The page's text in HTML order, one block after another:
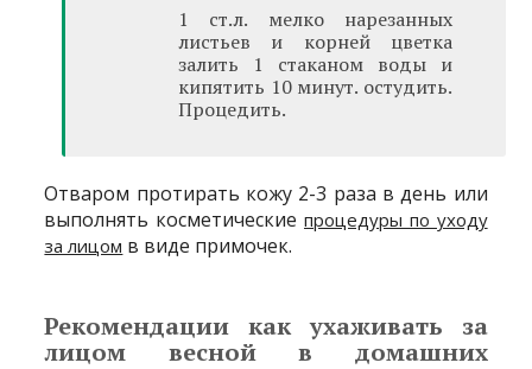
1 ст.л. мелко нарезанных
листьев и корней цветка
залить 1 стаканом воды и
кипятить 10 минут. остудить.
Процедить.
Отваром протирать кожу 2-3 раза в день или
выполнять косметические процедуры по уходу
за лицом в виде примочек.
Рекомендации как ухаживать за
лицом весной в домашних